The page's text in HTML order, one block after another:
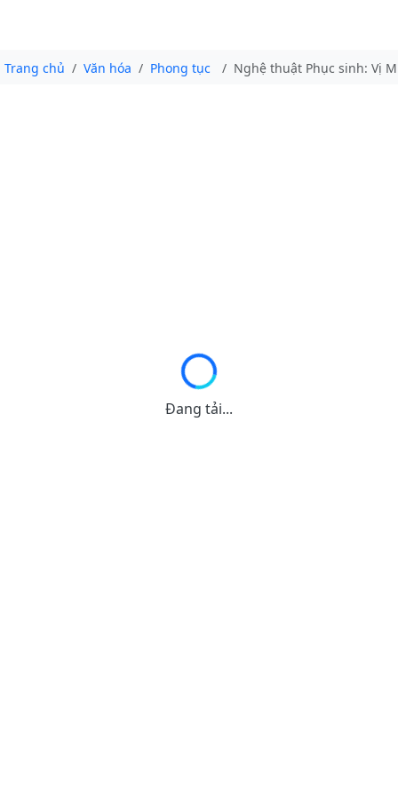
Trang chủ Văn hóa Phong tục Nghệ thuật Phục sinh: Vị
Đang tải...